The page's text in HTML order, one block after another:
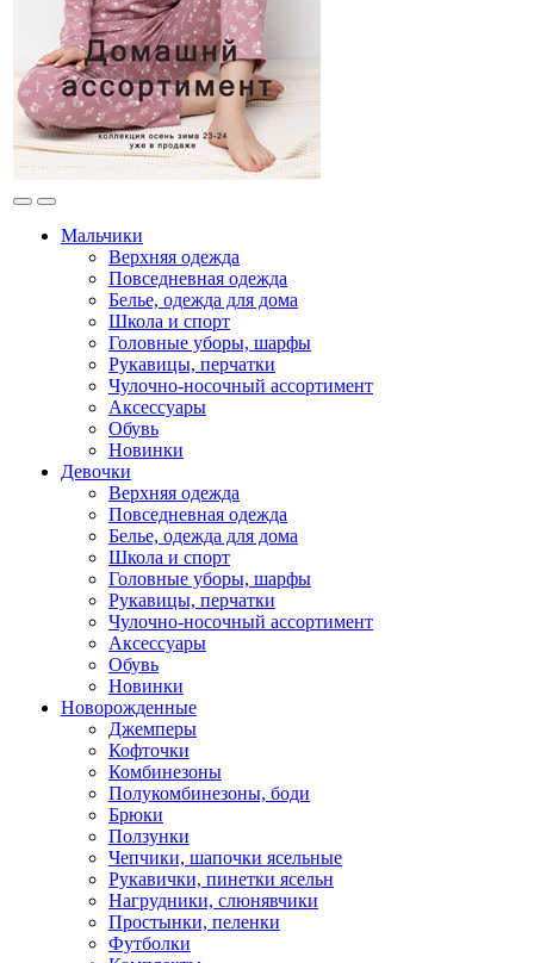
Мальчики
Верхняя одежда
Повседневная одежда
Белье, одежда для дома
Школа и спорт
Головные уборы, шарфы
Рукавицы, перчатки
Чулочно-носочный ассортимент
Аксессуары
Обувь
Новинки
Девочки
Верхняя одежда
Повседневная одежда
Белье, одежда для дома
Школа и спорт
Головные уборы, шарфы
Рукавицы, перчатки
Чулочно-носочный ассортимент
Аксессуары
Обувь
Новинки
Новорожденные
Джемперы
Кофточки
Комбинезоны
Полукомбинезоны, боди
Брюки
Ползунки
Чепчики, шапочки ясельные
Рукавички, пинетки ясельн
Нагрудники, слюнявчики
Простынки, пеленки
Футболки